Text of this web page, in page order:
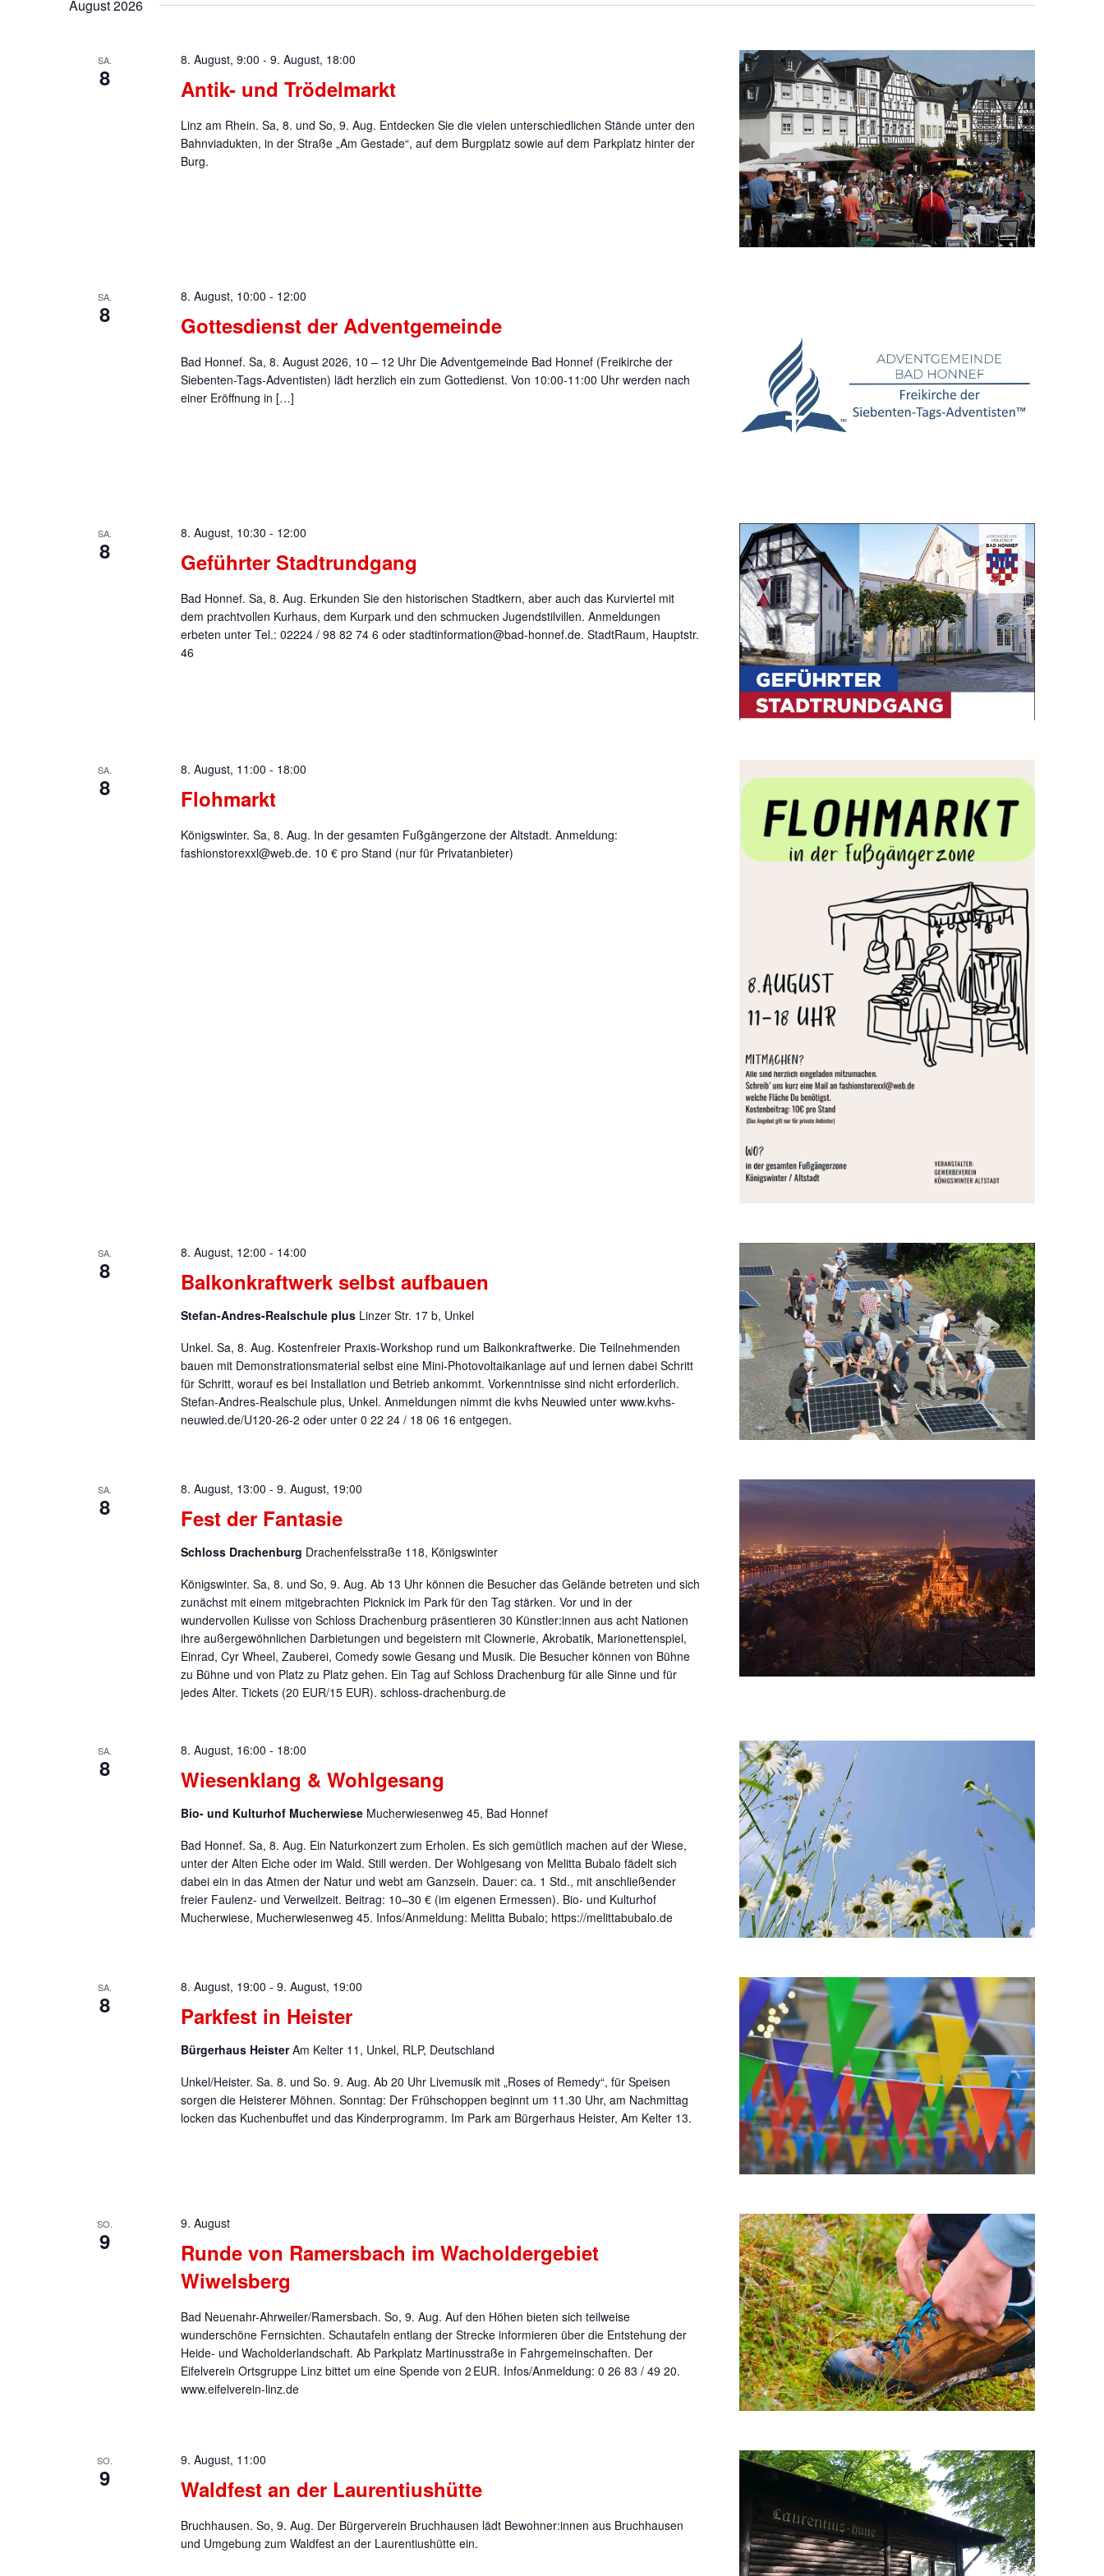
August 2026
SA.
8 Antik- und Trödelmarkt
8. August, 9:00 - 9. August, 18:00
Linz am Rhein. Sa, 8. und So, 9. Aug. Entdecken Sie die vielen unterschiedlichen Stände unter den
Bahnviadukten, in der Straße „Am Gestade“, auf dem Burgplatz sowie auf dem Parkplatz hinter der
Burg.
SA.
8 Gottesdienst der Adventgemeinde
8. August, 10:00 - 12:00
Bad Honnef. Sa, 8. August 2026, 10 – 12 Uhr Die Adventgemeinde Bad Honnef (Freikirche der
Siebenten-Tags-Adventisten) lädt herzlich ein zum Gottedienst. Von 10:00-11:00 Uhr werden nach
einer Eröffnung in […]
SA.
8 Geführter Stadtrundgang
8. August, 10:30 - 12:00
Bad Honnef. Sa, 8. Aug. Erkunden Sie den historischen Stadtkern, aber auch das Kurviertel mit
dem prachtvollen Kurhaus, dem Kurpark und den schmucken Jugendstilvillen. Anmeldungen
erbeten unter Tel.: 02224 / 98 82 74 6 oder stadtinformation@bad-honnef.de. StadtRaum, Hauptstr.
46
SA.
8 Flohmarkt
8. August, 11:00 - 18:00
Königswinter. Sa, 8. Aug. In der gesamten Fußgängerzone der Altstadt. Anmeldung:
fashionstorexxl@web.de. 10 € pro Stand (nur für Privatanbieter)
SA.
8 Balkonkraftwerk selbst aufbauen
8. August, 12:00 - 14:00
Stefan-Andres-Realschule plus Linzer Str. 17 b, Unkel
Unkel. Sa, 8. Aug. Kostenfreier Praxis-Workshop rund um Balkonkraftwerke. Die Teilnehmenden
bauen mit Demonstrationsmaterial selbst eine Mini-Photovoltaikanlage auf und lernen dabei Schritt
für Schritt, worauf es bei Installation und Betrieb ankommt. Vorkenntnisse sind nicht erforderlich.
Stefan-Andres-Realschule plus, Unkel. Anmeldungen nimmt die kvhs Neuwied unter www.kvhs-
neuwied.de/U120-26-2 oder unter 0 22 24 / 18 06 16 entgegen.
SA.
8 Fest der Fantasie
8. August, 13:00 - 9. August, 19:00
Schloss Drachenburg Drachenfelsstraße 118, Königswinter
Königswinter. Sa, 8. und So, 9. Aug. Ab 13 Uhr können die Besucher das Gelände betreten und sich
zunächst mit einem mitgebrachten Picknick im Park für den Tag stärken. Vor und in der
wundervollen Kulisse von Schloss Drachenburg präsentieren 30 Künstler:innen aus acht Nationen
ihre außergewöhnlichen Darbietungen und begeistern mit Clownerie, Akrobatik, Marionettenspiel,
Einrad, Cyr Wheel, Zauberei, Comedy sowie Gesang und Musik. Die Besucher können von Bühne
zu Bühne und von Platz zu Platz gehen. Ein Tag auf Schloss Drachenburg für alle Sinne und für
jedes Alter. Tickets (20 EUR/15 EUR). schloss-drachenburg.de
SA.
8 Wiesenklang & Wohlgesang
8. August, 16:00 - 18:00
Bio- und Kulturhof Mucherwiese Mucherwiesenweg 45, Bad Honnef
Bad Honnef. Sa, 8. Aug. Ein Naturkonzert zum Erholen. Es sich gemütlich machen auf der Wiese,
unter der Alten Eiche oder im Wald. Still werden. Der Wohlgesang von Melitta Bubalo fädelt sich
dabei ein in das Atmen der Natur und webt am Ganzsein. Dauer: ca. 1 Std., mit anschließender
freier Faulenz- und Verweilzeit. Beitrag: 10–30 € (im eigenen Ermessen). Bio- und Kulturhof
Mucherwiese, Mucherwiesenweg 45. Infos/Anmeldung: Melitta Bubalo; https://melittabubalo.de
SA.
8 Parkfest in Heister
8. August, 19:00 - 9. August, 19:00
Bürgerhaus HeisterAm Kelter 11, Unkel, RLP, Deutschland
Unkel/Heister. Sa. 8. und So. 9. Aug. Ab 20 Uhr Livemusik mit „Roses of Remedy“, für Speisen
sorgen die Heisterer Möhnen. Sonntag: Der Frühschoppen beginnt um 11.30 Uhr, am Nachmittag
locken das Kuchenbuffet und das Kinderprogramm. Im Park am Bürgerhaus Heister, Am Kelter 13.
SO.
9
Runde von Ramersbach im Wacholdergebiet
Wiwelsberg
9. August
Bad Neuenahr-Ahrweiler/Ramersbach. So, 9. Aug. Auf den Höhen bieten sich teilweise
wunderschöne Fernsichten. Schautafeln entlang der Strecke informieren über die Entstehung der
Heide- und Wacholderlandschaft. Ab Parkplatz Martinusstraße in Fahrgemeinschaften. Der
Eifelverein Ortsgruppe Linz bittet um eine Spende von 2 EUR. Infos/Anmeldung: 0 26 83 / 49 20.
www.eifelverein-linz.de
SO.
9 Waldfest an der Laurentiushütte
9. August, 11:00
Bruchhausen. So, 9. Aug. Der Bürgerverein Bruchhausen lädt Bewohner:innen aus Bruchhausen
und Umgebung zum Waldfest an der Laurentiushütte ein.